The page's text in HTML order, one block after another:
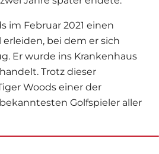
im Februar 2021 einen
bei dem er sich
Er wurde ins Krankenhaus
Trotz dieser
Woods einer der
Golfspieler aller